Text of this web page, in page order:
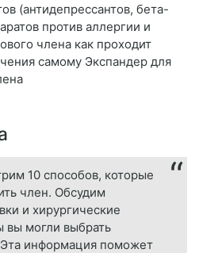
(антидепрессантов, бета-
против аллергии и
члена как проходит
самому Экспандер для
10 способов, которые
член. Обсудим
и хирургические
вы могли выбрать
информация поможет